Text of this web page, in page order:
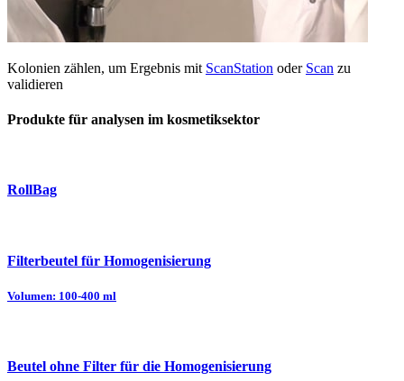
Kolonien zählen, um Ergebnis mit ScanStation oder Scan zu
validieren
Produkte für analysen im kosmetiksektor
RollBag
Filterbeutel für Homogenisierung
Volumen: 100-400 ml
Beutel ohne Filter für die Homogenisierung